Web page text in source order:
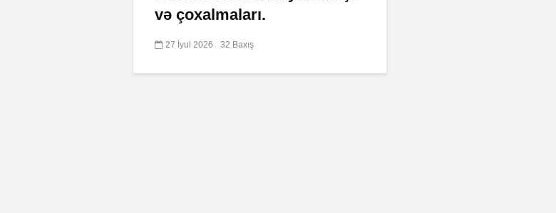
və çoxalmaları.
27 İyul 2026 32 Baxış